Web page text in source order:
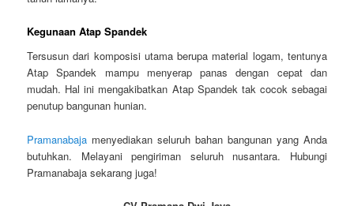
Kegunaan Atap Spandek
Tersusun dari komposisi utama berupa material logam, tentunya
Atap Spandek mampu menyerap panas dengan cepat dan
mudah. Hal ini mengakibatkan Atap Spandek tak cocok sebagai
penutup bangunan hunian.
Pramanabaja menyediakan seluruh bahan bangunan yang Anda
butuhkan. Melayani pengiriman seluruh nusantara. Hubungi
Pramanabaja sekarang juga!